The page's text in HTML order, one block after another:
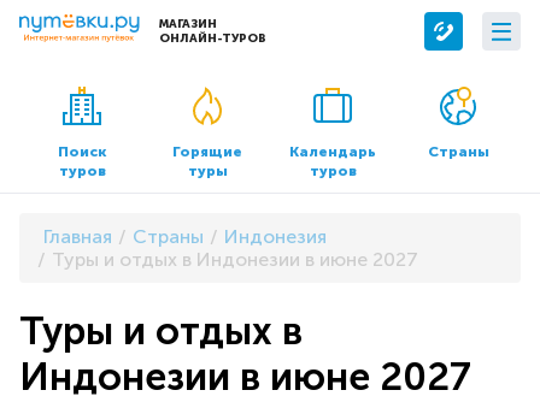
МАГАЗИН
ОНЛАЙН-ТУРОВ
Сервисы
Бронирование отелей
Трансфер
О компании
О нас
Контакты
Документы и реквизиты
Поиск
туров
Горящие
туры
Календарь
туров
Страны
Главная Страны
Индонезия
Туры и отдых в Индонезии в июне 2027
Туры и отдых в
Индонезии в июне 2027